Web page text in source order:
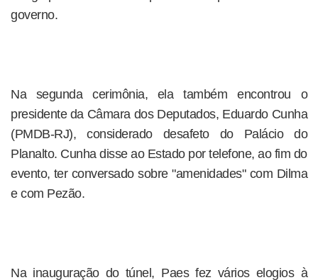
governo.
Na segunda cerimônia, ela também encontrou o
presidente da Câmara dos Deputados, Eduardo Cunha
(PMDB-RJ), considerado desafeto do Palácio do
Planalto. Cunha disse ao Estado por telefone, ao fim do
evento, ter conversado sobre "amenidades" com Dilma
e com Pezão.
Na inauguração do túnel, Paes fez vários elogios à